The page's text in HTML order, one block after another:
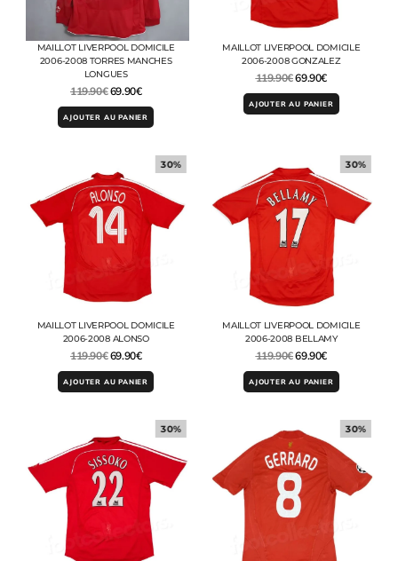
MAILLOT LIVERPOOL DOMICILE
2006-2008 TORRES MANCHES
LONGUES
119.90€69.90€
AJOUTER AU PANIER
MAILLOT LIVERPOOL DOMICILE
2006-2008 GONZALEZ
119.90€69.90€
AJOUTER AU PANIER
30%
MAILLOT LIVERPOOL DOMICILE
2006-2008 ALONSO
119.90€69.90€
AJOUTER AU PANIER
30%
MAILLOT LIVERPOOL DOMICILE
2006-2008 BELLAMY
119.90€69.90€
AJOUTER AU PANIER
30% 30%